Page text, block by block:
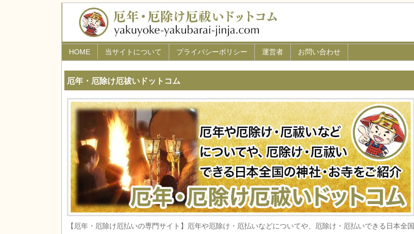
厄年・厄除け厄祓いドットコム
【厄年・厄除け厄払いの専門サイト】厄年や厄除け・厄払いなどについてや、厄除け・厄払いできる日本全国
HOME 当サイトについて プライバシーポリシー 運営者 お問い合わせ